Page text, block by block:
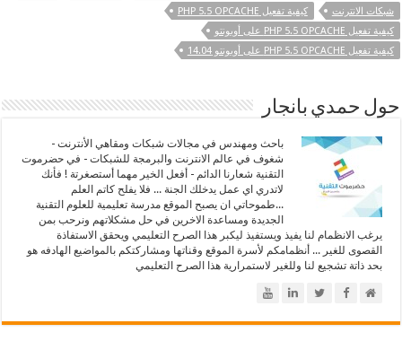
شبكات الانترنت
كيفية تفعيل PHP 5.5 OPCACHE
كيفية تفعيل PHP 5.5 OPCACHE على أوبونتو
كيفية تفعيل PHP 5.5 OPCACHE على أوبونتو 14.04
حول حمدي بانجار
باحث ومهندس في مجالات شبكات ومقاهي الأنترنت -
شغوف في عالم الانترنت والبرمجة للشبكات - في حضرموت
التقنية شعارنا الدائم - أفعل الخير مهما أستصغرتة ! فأنك
لاتدري اي عمل يدخلك الجنة ... فلا يفلح كاتم العلم
...طموحاتي ان يصبح الموقع مدرسة تعليمية للعلوم التقنية
الجديدة ومساعدة الاخرين في حل مشكلاتهم ونرحب بمن
يرغب الانظمام لنا يفيذ ويستفيذ ليكبر هذا الصرح التعليمي ويحقق الاستفاذة
القصوى للغير ... أنظمامكم لأسرة الموقع وقناتها ومشاركتكم بالمواضيع الهادفه هو
بحد ذاتة تشجيع لنا وللغير لاستمرارية هذا الصرح التعليمي